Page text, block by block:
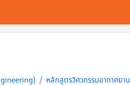
หลักสูตรวิศวกรรมอากาศยาน